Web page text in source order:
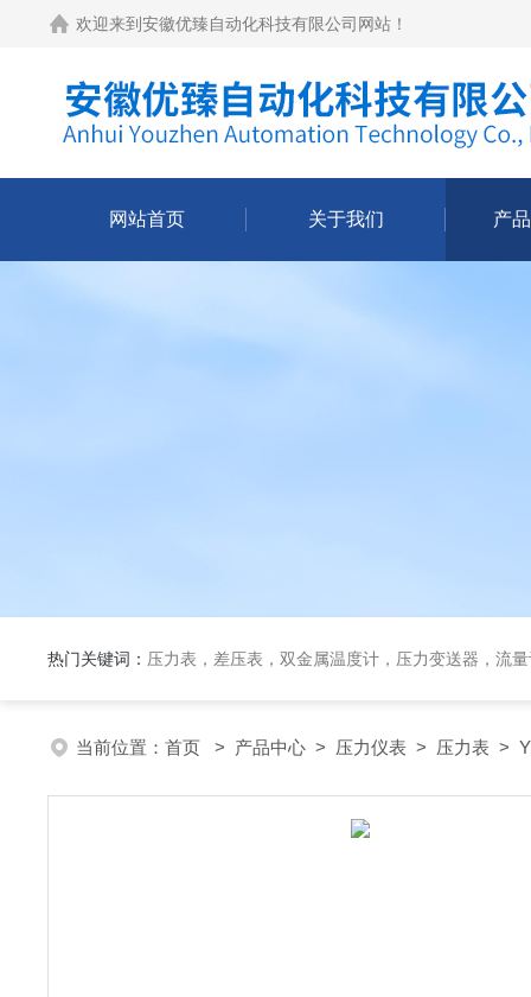
欢迎来到 安徽优臻自动化科技有限公司网站 ！
网站首页 关于我们 产
热门关键词： 压力表，差压表，双金属温度计，压力变送器，流
当前位置： 首页 > 产品中心 > 压力仪表 > 压力表 >